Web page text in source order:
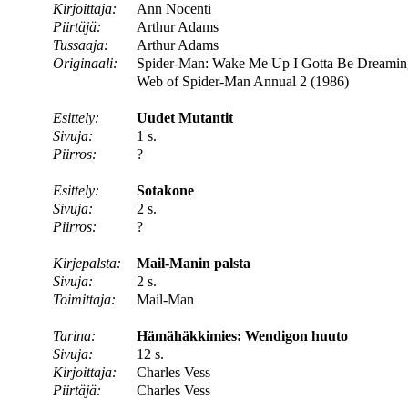
Kirjoittaja:
Ann Nocenti
Piirtäjä:
Arthur Adams
Tussaaja:
Arthur Adams
Originaali:
Spider-Man: Wake Me Up I Gotta Be
Web of Spider-Man Annual 2 (1986)
Esittely:
Uudet Mutantit
Sivuja:
1 s.
Piirros:
?
Esittely:
Sotakone
Sivuja:
2 s.
Piirros:
?
Kirjepalsta:
Mail-Manin palsta
Sivuja:
2 s.
Toimittaja:
Mail-Man
Tarina:
Hämähäkkimies: Wendigon huuto
Sivuja:
12 s.
Kirjoittaja:
Charles Vess
Piirtäjä:
Charles Vess